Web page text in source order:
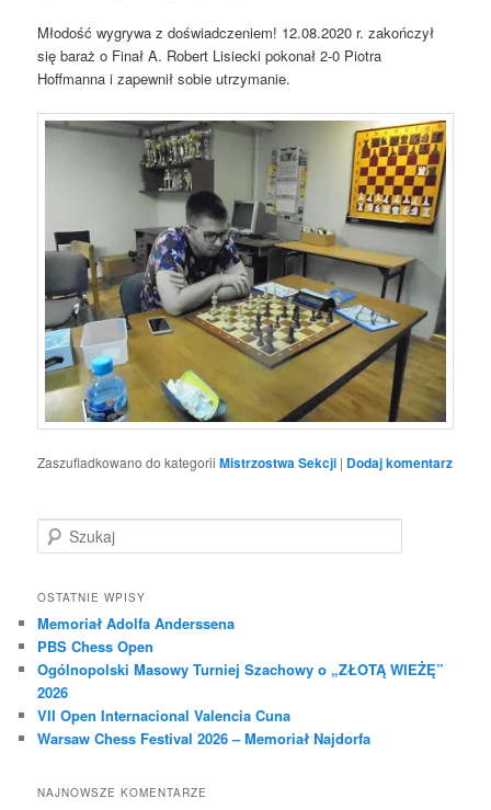
Młodość wygrywa z doświadczeniem! 12.08.2020 r. zakończył
się baraż o Finał A. Robert Lisiecki pokonał 2-0 Piotra
Hoffmanna i zapewnił sobie utrzymanie.
Zaszufladkowano do kategorii Mistrzostwa Sekcji | Dodaj komentarz
z
k
j
OSTATNIE WPISY
Memoriał Adolfa Anderssena
PBS Chess Open
Ogólnopolski Masowy Turniej Szachowy o „ZŁOTĄ WIEŻĘ”
2026
VII Open Internacional Valencia Cuna
Warsaw Chess Festival 2026 – Memoriał Najdorfa
NAJNOWSZE KOMENTARZE